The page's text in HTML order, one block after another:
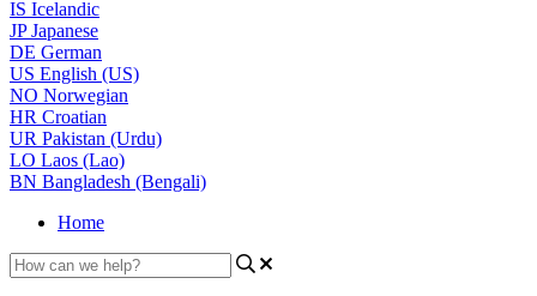
IS Icelandic
JPJapanese
DE German
US English (US)
NO Norwegian
HR Croatian
UR Pakistan (Urdu)
LO Laos (Lao)
BN Bangladesh (Bengali)
Home